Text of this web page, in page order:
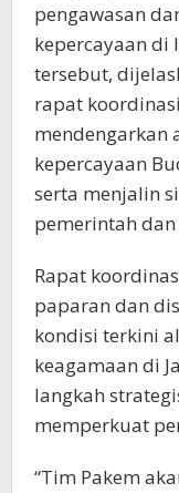
pengawasan
kepercayaan di
tersebut,
rapat
mendengarkan
kepercayaan
serta menjalin
pemerintah
Rapat
paparan dan
kondisi terkini
keagamaan di
langkah
memperkuat
“Tim Pakem